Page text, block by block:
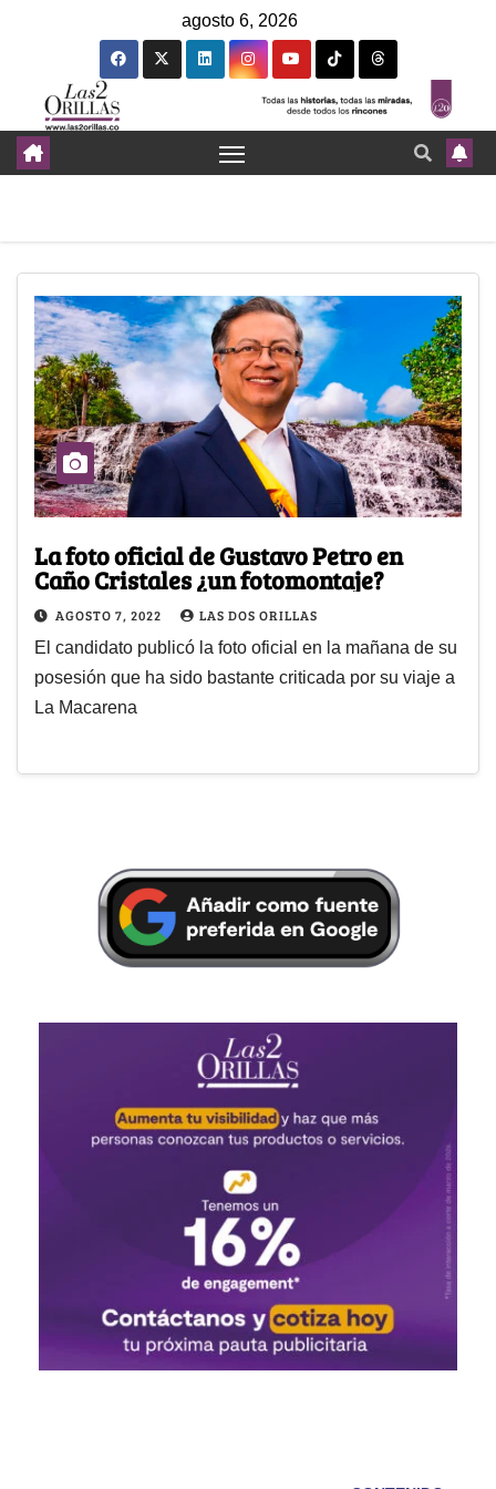
agosto 6, 2026
La foto oficial de Gustavo Petro en
Caño Cristales ¿un fotomontaje?
AGOSTO 7, 2022 LAS DOS ORILLAS
El candidato publicó la foto oficial en la mañana de su
posesión que ha sido bastante criticada por su viaje a
La Macarena